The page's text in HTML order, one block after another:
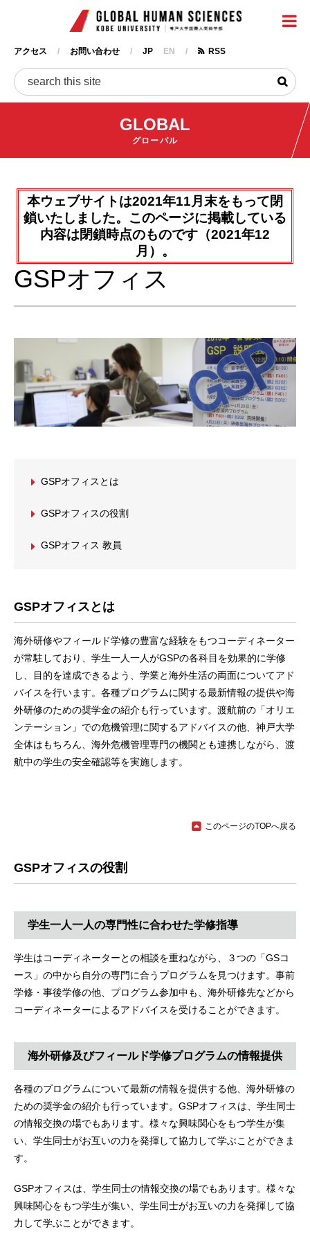
移
ッ
アクセス お問い合わせ JP EN RSS
神戸
GLOBAL
グローバル
本ウェブサイトは2021年11月末をもって閉
鎖いたしました。このページに掲載している
内容は閉鎖時点のものです（2021年12
月）。
GSPオフィス
GSPオフィスとは
GSPオフィスの役割
GSPオフィス 教員
GSPオフィスとは
海外研修やフィールド学修の豊富な経験をもつコーディネーター
が常駐しており、学生一人一人がGSPの各科目を効果的に学修
し、目的を達成できるよう、学業と海外生活の両面についてアド
バイスを行います。各種プログラムに関する最新情報の提供や海
外研修のための奨学金の紹介も行っています。渡航前の「オリエ
ンテーション」での危機管理に関するアドバイスの他、神戸大学
全体はもちろん、海外危機管理専門の機関とも連携しながら、渡
航中の学生の安全確認等を実施します。
このページのTOPへ戻る
GSPオフィスの役割
学生一人一人の専門性に合わせた学修指導
学生はコーディネーターとの相談を重ねながら、３つの「GSコ
ース」の中から自分の専門に合うプログラムを見つけます。事前
学修・事後学修の他、プログラム参加中も、海外研修先などから
コーディネーターによるアドバイスを受けることができます。
海外研修及びフィールド学修プログラムの情報提供
各種のプログラムについて最新の情報を提供する他、海外研修の
ための奨学金の紹介も行っています。GSPオフィスは、学生同士
の情報交換の場でもあります。様々な興味関心をもつ学生が集
い、学生同士がお互いの力を発揮して協力して学ぶことができま
す。
GSPオフィスは、学生同士の情報交換の場でもあります。様々な
興味関心をもつ学生が集い、学生同士がお互いの力を発揮して協
力して学ぶことができます。